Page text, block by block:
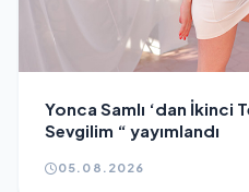
Yonca Samlı ‘dan İkinci
Sevgilim “ yayımlandı
05.08.2026